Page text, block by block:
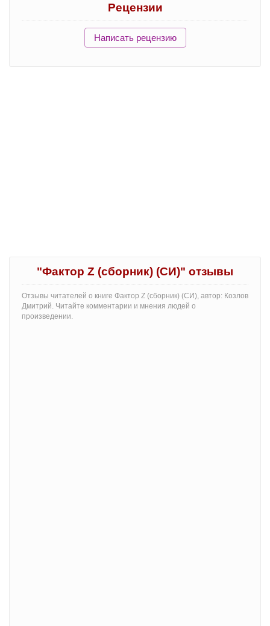
Рецензии
Написать рецензию
"Фактор Z (сборник) (СИ)" отзывы
Отзывы читателей о книге Фактор Z (сборник) (СИ), автор: Козлов
Дмитрий. Читайте комментарии и мнения людей о
произведении.